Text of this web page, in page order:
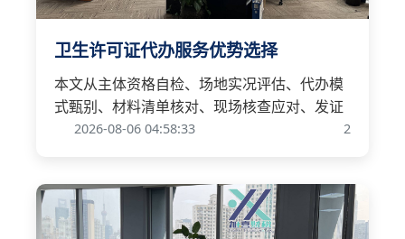
卫生许可证代办服务优势选择
本文从主体资格自检、场地实况评估、代办模
式甄别、材料清单核对、现场核查应对、发证
2026-08-06 04:58:33 2